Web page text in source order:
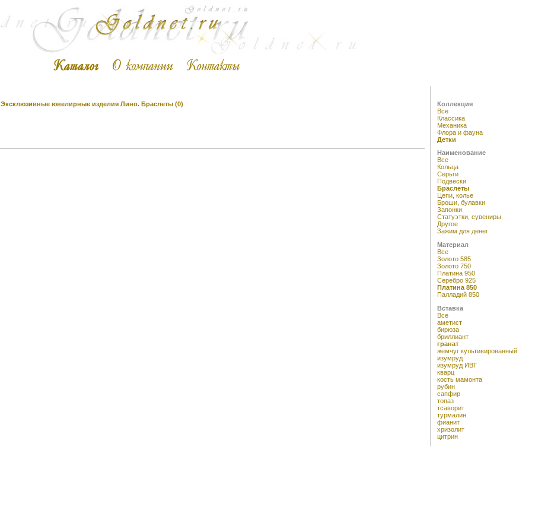
Эксклюзивные ювелирные изделия Лино. Браслеты (0)
Коллекция
Все
Классика
Механика
Флора и фауна
Детки
Наименование
Все
Кольца
Серьги
Подвески
Браслеты
Цепи, колье
Броши, булавки
Запонки
Статуэтки, сувениры
Другое
Зажим для денег
Материал
Все
Золото 585
Золото 750
Платина 950
Серебро 925
Платина 850
Палладий 850
Вставка
Все
аметист
бирюза
бриллиант
гранат
жемчуг культивированный
изумруд
изумруд ИВГ
кварц
кость мамонта
рубин
сапфир
топаз
тсаворит
турмалин
фианит
хризолит
цитрин